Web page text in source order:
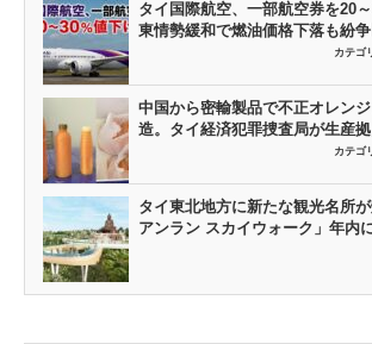
タイ国際航空、一部航空券を20
東情勢緩和で燃油価格下落も紛争
カテゴ
中国から密輸製品で不正オレン
造。タイ経済犯罪捜査局が生産
カテゴ
タイ東北地方に新たな観光名所
アンラン スカイウォーク」年内